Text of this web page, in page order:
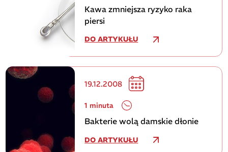
Kawa zmniejsza ryzyko raka
piersi
DO ARTYKUŁU
19.12.2008
1 minuta
Bakterie wolą damskie dłonie
DO ARTYKUŁU